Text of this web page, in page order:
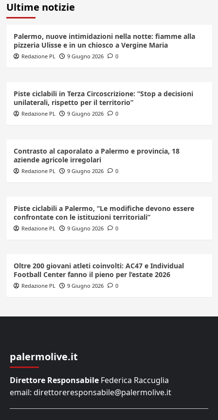
Ultime notizie
Palermo, nuove intimidazioni nella notte: fiamme alla
pizzeria Ulisse e in un chiosco a Vergine Maria
Redazione PL 9 Giugno 2026 0
Piste ciclabili in Terza Circoscrizione: “Stop a decisioni
unilaterali, rispetto per il territorio”
Redazione PL 9 Giugno 2026 0
Contrasto al caporalato a Palermo e provincia, 18
aziende agricole irregolari
Redazione PL 9 Giugno 2026 0
Piste ciclabili a Palermo, “Le modifiche devono essere
confrontate con le istituzioni territoriali”
Redazione PL 9 Giugno 2026 0
Oltre 200 giovani atleti coinvolti: AC47 e Individual
Football Center fanno il pieno per l’estate 2026
Redazione PL 9 Giugno 2026 0
palermolive.it
Direttore Responsabile Federica Raccuglia
email: direttoreresponsabile@palermolive.it